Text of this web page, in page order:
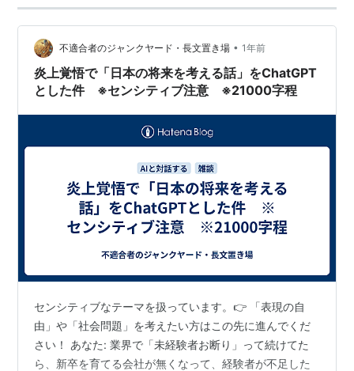
不適合者のジャンクヤード・長文置き場 • 1年前
炎上覚悟で「日本の将来を考える話」をChatGPT
とした件 ※センシティブ注意 ※21000字程
センシティブなテーマを扱っています。👉 「表現の自
由」や「社会問題」を考えたい方はこの先に進んでくだ
さい！ あなた: 業界で「未経験者お断り」って続けてた
ら、新卒を育てる会社が無くなって、経験者が不足した